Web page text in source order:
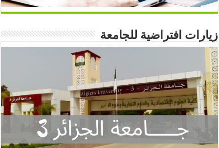
زيارات افتراضية للجامعة